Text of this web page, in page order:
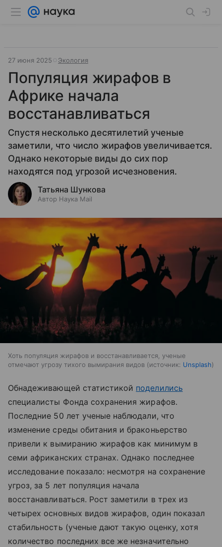
27 июня 2025 Экология
Популяция жирафов в
Африке начала
восстанавливаться
Спустя несколько десятилетий ученые
заметили, что число жирафов увеличивается.
Однако некоторые виды до сих пор
находятся под угрозой исчезновения.
Татьяна Шункова
Автор Наука Mail
Хоть популяция жирафов и восстанавливается, ученые
отмечают угрозу тихого вымирания видов
источник: Unsplash
Обнадеживающей статистикой поделились
специалисты Фонда сохранения жирафов.
Последние 50 лет ученые наблюдали, что
изменение среды обитания и браконьерство
привели к вымиранию жирафов как минимум в
семи африканских странах. Однако последнее
исследование показало: несмотря на сохранение
угроз, за 5 лет популяция начала
восстанавливаться. Рост заметили в трех из
четырех основных видов жирафов, один показал
стабильность (ученые дают такую оценку, хотя
количество последних все же незначительно